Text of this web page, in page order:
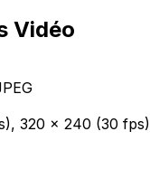
Vidéo
320 x 240 (30 fps)